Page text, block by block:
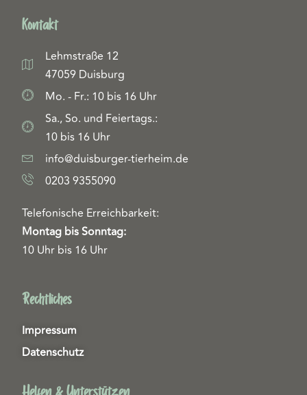
Kontakt
Lehmstraße 12
47059 Duisburg
Mo. - Fr.: 10 bis 16 Uhr
Sa., So. und Feiertags.:
10 bis 16 Uhr
info@duisburger-tierheim.de
0203 9355090
Telefonische Erreichbarkeit:
Montag bis Sonntag:
10 Uhr bis 16 Uhr
Rechtliches
Impressum
Datenschutz